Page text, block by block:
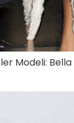
Modeli: